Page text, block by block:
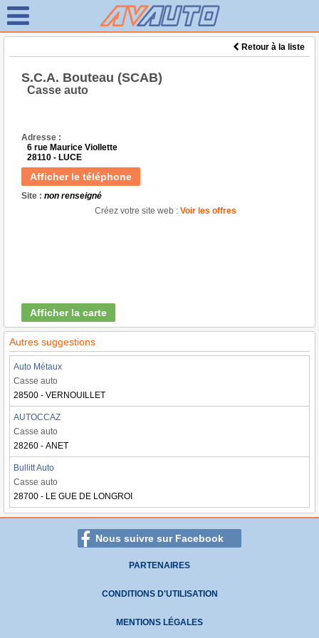
Retour à la liste
S.C.A. Bouteau (SCAB)
Casse auto
Adresse :
6 rue Maurice Viollette
28110 - LUCE
Afficher le téléphone
Site : non renseigné
Créez votre site web : Voir les offres
Afficher la carte
Autres suggestions
Auto Métaux
Casse auto
28500 - VERNOUILLET
AUTOCCAZ
Casse auto
28260 - ANET
Bullitt Auto
Casse auto
28700 - LE GUE DE LONGROI
Nous suivre sur Facebook
PARTENAIRES
CONDITIONS D'UTILISATION
MENTIONS LÉGALES